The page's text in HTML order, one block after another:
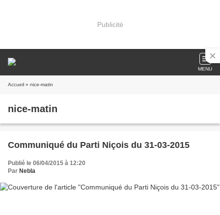
Publicité
MENU
Accueil » nice-matin
nice-matin
Communiqué du Parti Niçois du 31-03-2015
Publié le 06/04/2015 à 12:20
Par Nebla